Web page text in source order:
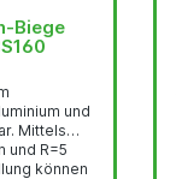
Biege
und
und R=5
können